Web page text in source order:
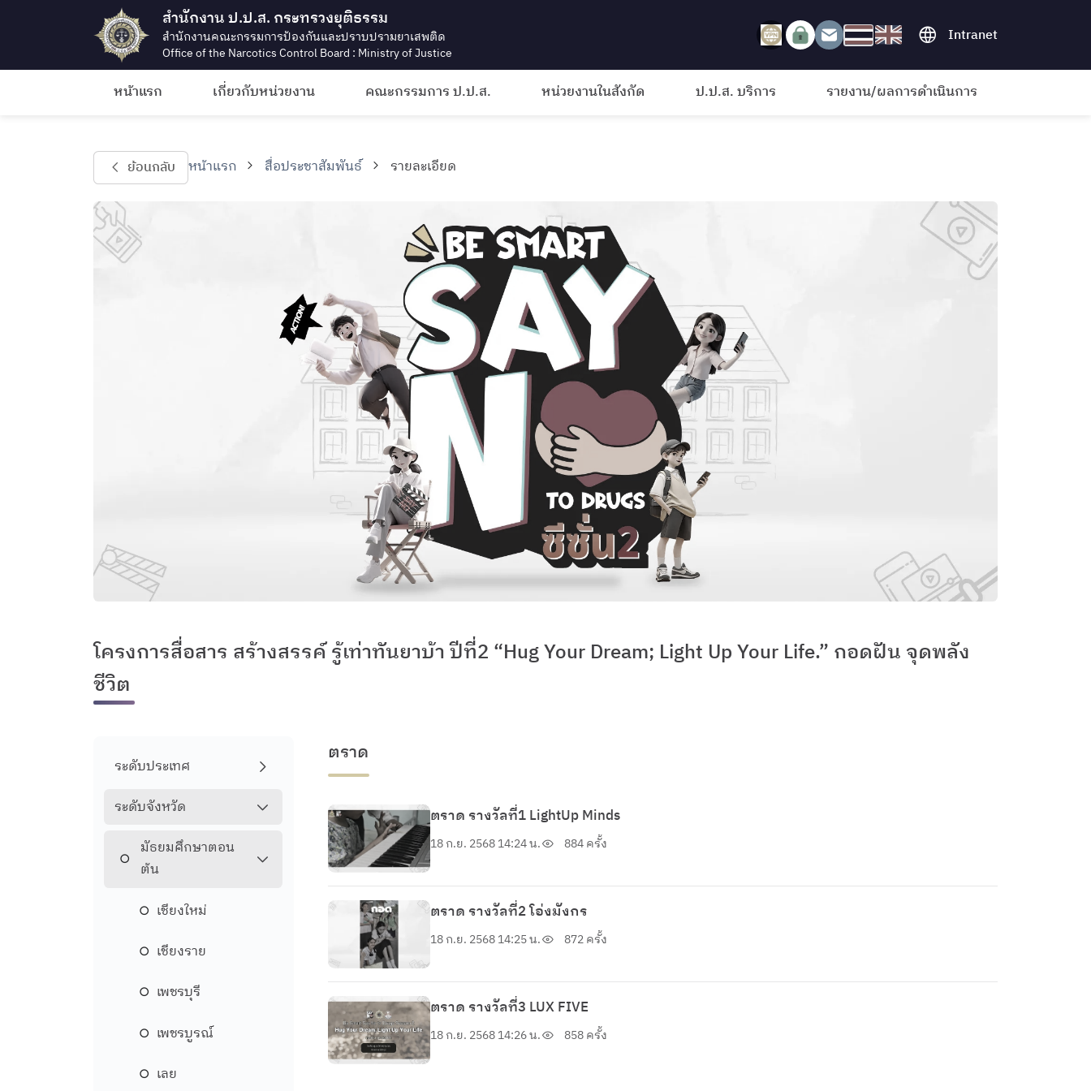
สำนักงาน ป.ป.ส. กระทรวงยุติธรรม
สำนักงานคณะกรรมการป้องกันและปราบปรามยาเสพติด
Office of the Narcotics Control Board : Ministry of Justice
Intranet
หน้าแรก เกี่ยวกับหน่วยงาน คณะกรรมการ ป.ป.ส. หน่วยงานในสังกัด ป.ป.ส. บริการ รายงาน/ผลการดำเนินการ
ย้อนกลับ หน้าแรก สื่อประชาสัมพันธ์ รายละเอียด
โครงการสื่อสาร สร้างสรรค์ รู้เท่าทันยาบ้า ปีที่2 “Hug Your Dream; Light Up Your Life.” กอดฝัน จุดพลัง
ชีวิต
ระดับประเทศ
ระดับจังหวัด
มัธยมศึกษาตอน
ต้น
เชียงใหม่
เชียงราย
เพชรบุรี
เพชรบูรณ์
เลย
ตราด
ตราด รางวัลที่1 LightUp Minds
18 ก.ย. 2568 14:24 น. 884 ครั้ง
ตราด รางวัลที่2 โอ่งมังกร
18 ก.ย. 2568 14:25 น. 872 ครั้ง
ตราด รางวัลที่3 LUX FIVE
18 ก.ย. 2568 14:26 น. 858 ครั้ง